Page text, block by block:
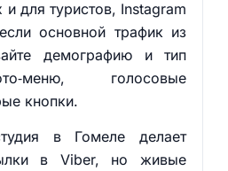
и для туристов, Instagram
основной трафик из
демографию и тип
голосовые
кнопки.
в Гомеле делает
в Viber, но живые